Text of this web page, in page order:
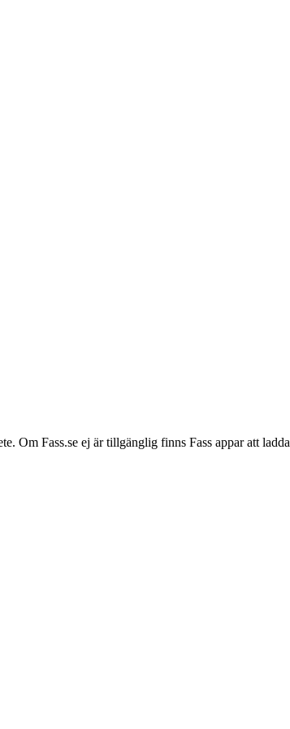
Om Fass.se ej är tillgänglig finns Fass appar att